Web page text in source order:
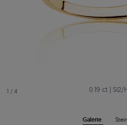
1 / 4
Galerie
0.19 ct | SI2/